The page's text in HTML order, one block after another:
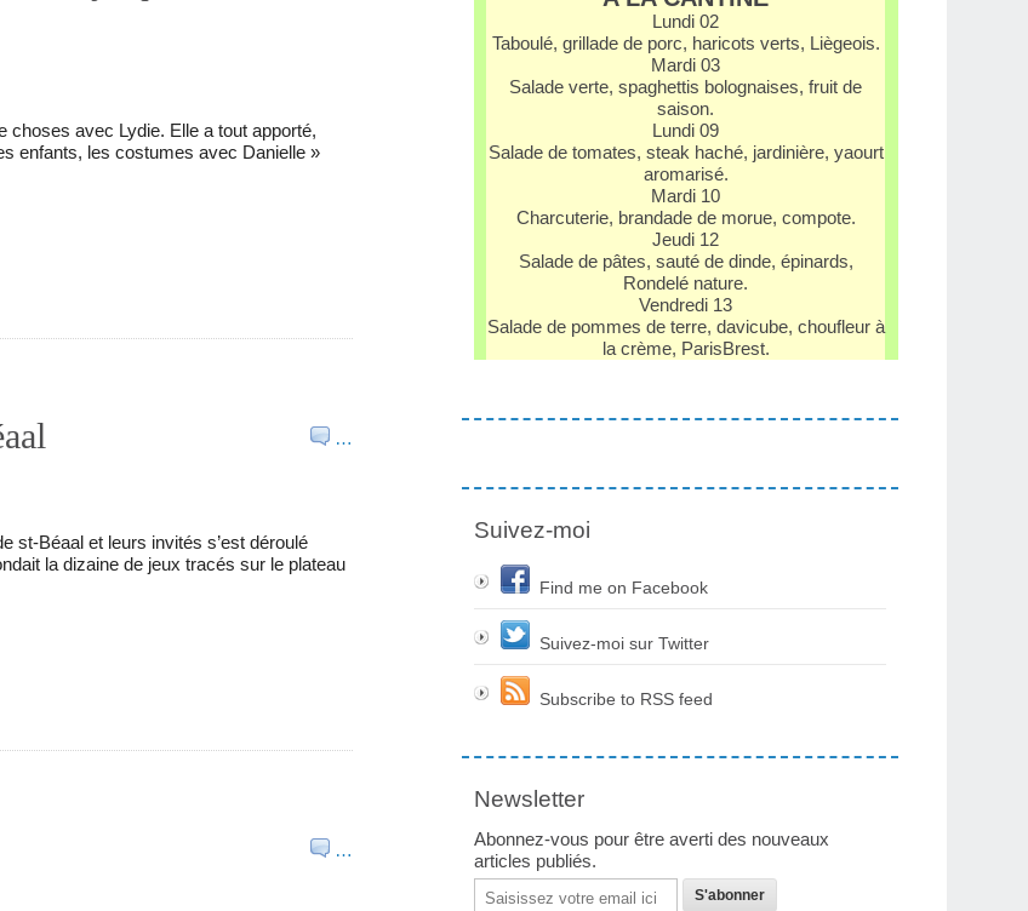
choses avec Lydie. Elle a tout apporté,
enfants, les costumes avec Danielle »
…
st-Béaal et leurs invités s’est déroulé
la dizaine de jeux tracés sur le plateau
…
Lundi 02
Taboulé, grillade de porc, haricots verts, Liègeois.
Mardi 03
Salade verte, spaghettis bolognaises, fruit de
saison.
Lundi 09
Salade de tomates, steak haché, jardinière, yaourt
aromarisé.
Mardi 10
Charcuterie, brandade de morue, compote.
Jeudi 12
Salade de pâtes, sauté de dinde, épinards,
Rondelé nature.
Vendredi 13
Salade de pommes de terre, davicube, chou­fleur à
la crème, Paris­Brest.
Suivez-moi
Find me on Facebook
Suivez-moi sur Twitter
Subscribe to RSS feed
Newsletter
Abonnez-vous pour être averti des nouveaux
articles publiés.
Email